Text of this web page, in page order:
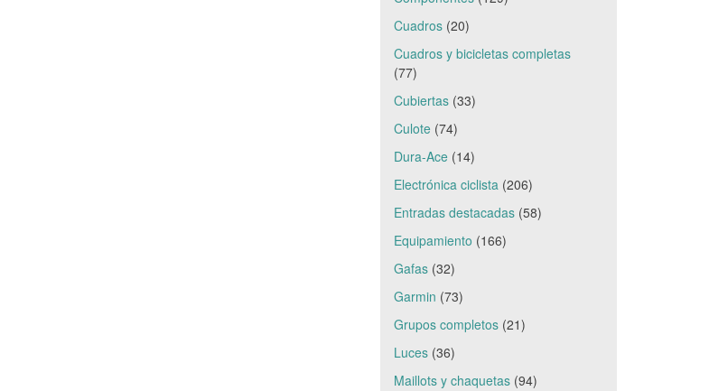
Cuadros(20)
Cuadros y bicicletas completas
(77)
Cubiertas(33)
Culote(74)
Dura-Ace(14)
Electrónica ciclista(206)
Entradas destacadas(58)
Equipamiento (166)
Gafas(32)
Garmin (73)
Grupos completos(21)
Luces(36)
Maillots y chaquetas(94)